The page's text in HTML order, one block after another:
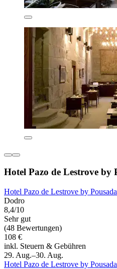
Hotel Pazo de Lestrove by
Hotel Pazo de Lestrove by
Dodro
8,4/10
Sehr gut
(48 Bewertungen)
108 €
inkl. Steuern & Gebühren
29. Aug.–30. Aug.
Hotel Pazo de Lestrove by